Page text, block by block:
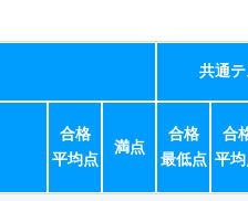
共通テ
合格
平均点
満点
合格
最低点
合
平